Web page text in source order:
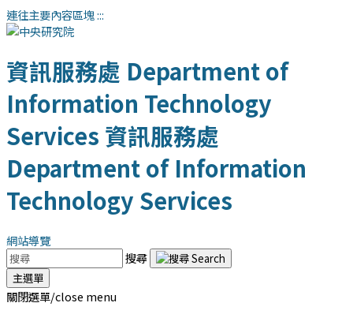
連往主要內容區塊:::
資訊服務處 Department of
Information Technology
Services 資訊服務處
Department of Information
Technology Services
網站導覽
搜尋
主選單
關閉選單/close menu